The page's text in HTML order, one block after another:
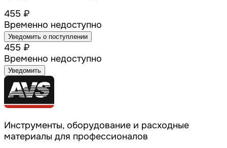
455 ₽
Временно недоступно
Уведомить о поступлении
455 ₽
Временно недоступно
Уведомить
Инструменты, оборудование и расходные
материалы для профессионалов